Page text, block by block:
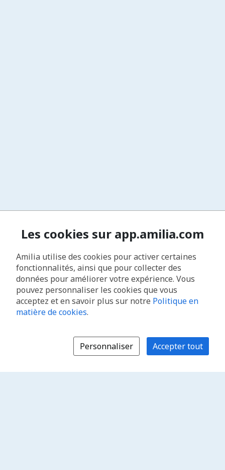
Les cookies sur app.amilia.com
Amilia utilise des cookies pour activer certaines
fonctionnalités, ainsi que pour collecter des
données pour améliorer votre expérience. Vous
pouvez personnaliser les cookies que vous
acceptez et en savoir plus sur notre Politique en
matière de cookies.
Personnaliser Accepter tout